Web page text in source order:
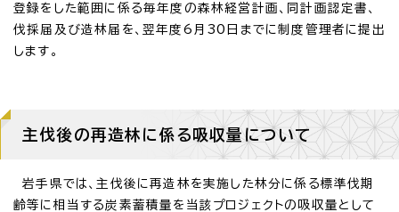
登録をした範囲に係る毎年度の森林経営計画、同計画認定書、
伐採届及び造林届を、翌年度6月30日までに制度管理者に提出
します。
主伐後の再造林に係る吸収量について
岩手県では、主伐後に再造林を実施した林分に係る標準伐期
齢等に相当する炭素蓄積量を当該プロジェクトの吸収量として